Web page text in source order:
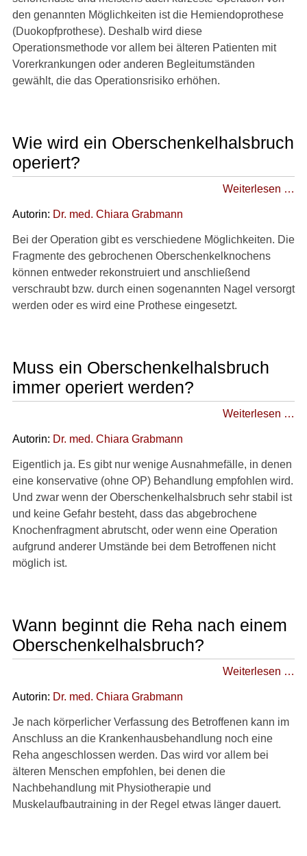
den genannten Möglichkeiten ist die Hemiendoprothese
(Duokopfprothese). Deshalb wird diese
Operationsmethode vor allem bei älteren Patienten mit
Vorerkrankungen oder anderen Begleitumständen
gewählt, die das Operationsrisiko erhöhen.
Wie wird ein Oberschenkelhalsbruch
operiert?
Weiterlesen …
Autorin: Dr. med. Chiara Grabmann
Bei der Operation gibt es verschiedene Möglichkeiten. Die
Fragmente des gebrochenen Oberschenkelknochens
können entweder rekonstruiert und anschließend
verschraubt bzw. durch einen sogenannten Nagel versorgt
werden oder es wird eine Prothese eingesetzt.
Muss ein Oberschenkelhalsbruch
immer operiert werden?
Weiterlesen …
Autorin: Dr. med. Chiara Grabmann
Eigentlich ja. Es gibt nur wenige Ausnahmefälle, in denen
eine konservative (ohne OP) Behandlung empfohlen wird.
Und zwar wenn der Oberschenkelhalsbruch sehr stabil ist
und keine Gefahr besteht, dass das abgebrochene
Knochenfragment abrutscht, oder wenn eine Operation
aufgrund anderer Umstände bei dem Betroffenen nicht
möglich ist.
Wann beginnt die Reha nach einem
Oberschenkelhalsbruch?
Weiterlesen …
Autorin: Dr. med. Chiara Grabmann
Je nach körperlicher Verfassung des Betroffenen kann im
Anschluss an die Krankenhausbehandlung noch eine
Reha angeschlossen werden. Das wird vor allem bei
älteren Menschen empfohlen, bei denen die
Nachbehandlung mit Physiotherapie und
Muskelaufbautraining in der Regel etwas länger dauert.